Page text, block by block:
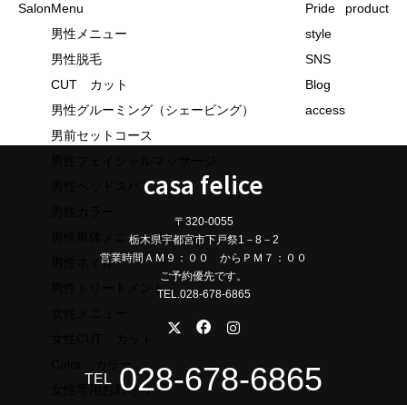
SalonMenu
男性メニュー
男性脱毛
CUT カット
男性グルーミング（シェービング）
男前セットコース
男性単体メニュー他
男性ネイル
男性トリートメント
女性専用お顔そり
Pride
style
SNS
Blog
access
product
casa felice
〒320-0055
栃木県宇都宮市下戸祭1－8－2
営業時間ＡＭ９：００ からＰＭ７：００
ご予約優先です。
TEL.028-678-6865
TEL 028-678-6865